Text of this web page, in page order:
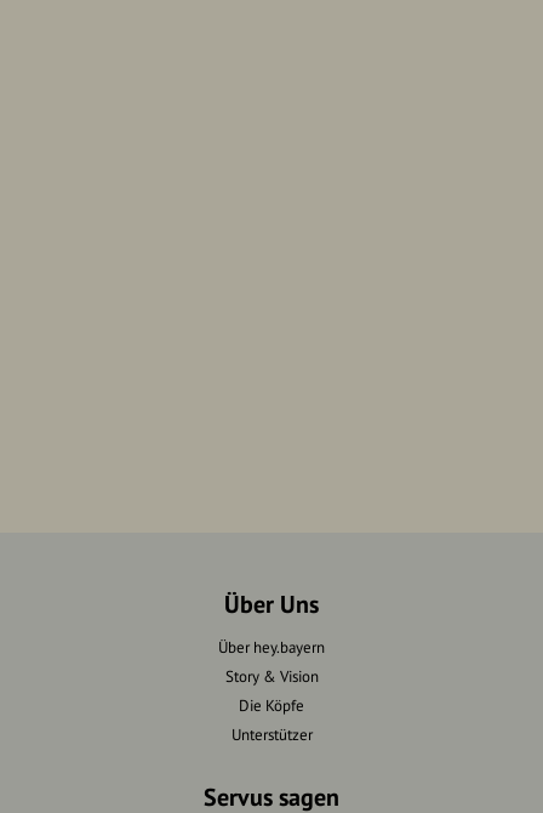
Über Uns
Über hey.bayern
Story & Vision
Die Köpfe
Unterstützer
Servus sagen